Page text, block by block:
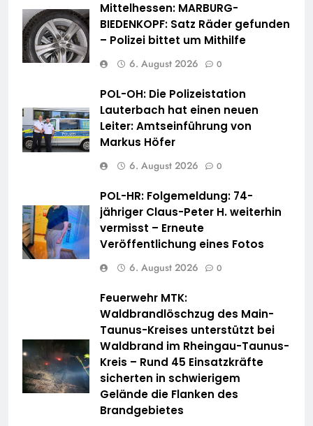
Mittelhessen: MARBURG-
BIEDENKOPF: Satz Räder gefunden
– Polizei bittet um Mithilfe
6. August 2026 0
POL-OH: Die Polizeistation
Lauterbach hat einen neuen
Leiter: Amtseinführung von
Markus Höfer
6. August 2026 0
POL-HR: Folgemeldung: 74-
jähriger Claus-Peter H. weiterhin
vermisst – Erneute
Veröffentlichung eines Fotos
6. August 2026 0
Feuerwehr MTK:
Waldbrandlöschzug des Main-
Taunus-Kreises unterstützt bei
Waldbrand im Rheingau-Taunus-
Kreis – Rund 45 Einsatzkräfte
sicherten in schwierigem
Gelände die Flanken des
Brandgebietes